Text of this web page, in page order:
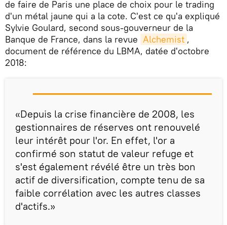
de faire de Paris une place de choix pour le trading
d'un métal jaune qui a la cote. C'est ce qu'a expliqué
Sylvie Goulard, second sous-gouverneur de la
Banque de France, dans la revue Alchemist ,
document de référence du LBMA, datée d'octobre
2018:
«Depuis la crise financière de 2008, les
gestionnaires de réserves ont renouvelé
leur intérêt pour l'or. En effet, l'or a
confirmé son statut de valeur refuge et
s'est également révélé être un très bon
actif de diversification, compte tenu de sa
faible corrélation avec les autres classes
d'actifs.»